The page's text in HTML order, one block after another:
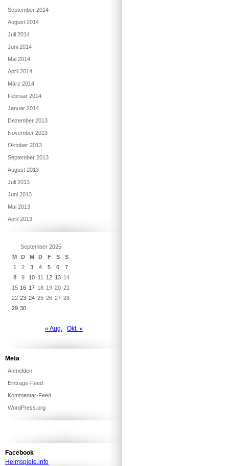
September 2014
August 2014
Juli 2014
Juni 2014
Mai 2014
April 2014
März 2014
Februar 2014
Januar 2014
Dezember 2013
November 2013
Oktober 2013
September 2013
August 2013
Juli 2013
Juni 2013
Mai 2013
April 2013
September 2025
M
D M D F S
S
1
2 3 4 5 6
7
8
9 10 11 12 13 14
15 16 17 18 19 20 21
22 23 24 25 26 27 28
29 30
« Aug. Okt. »
Meta
Anmelden
Eintrags-Feed
Kommentar-Feed
WordPress.org
Facebook
Heimspiele.info